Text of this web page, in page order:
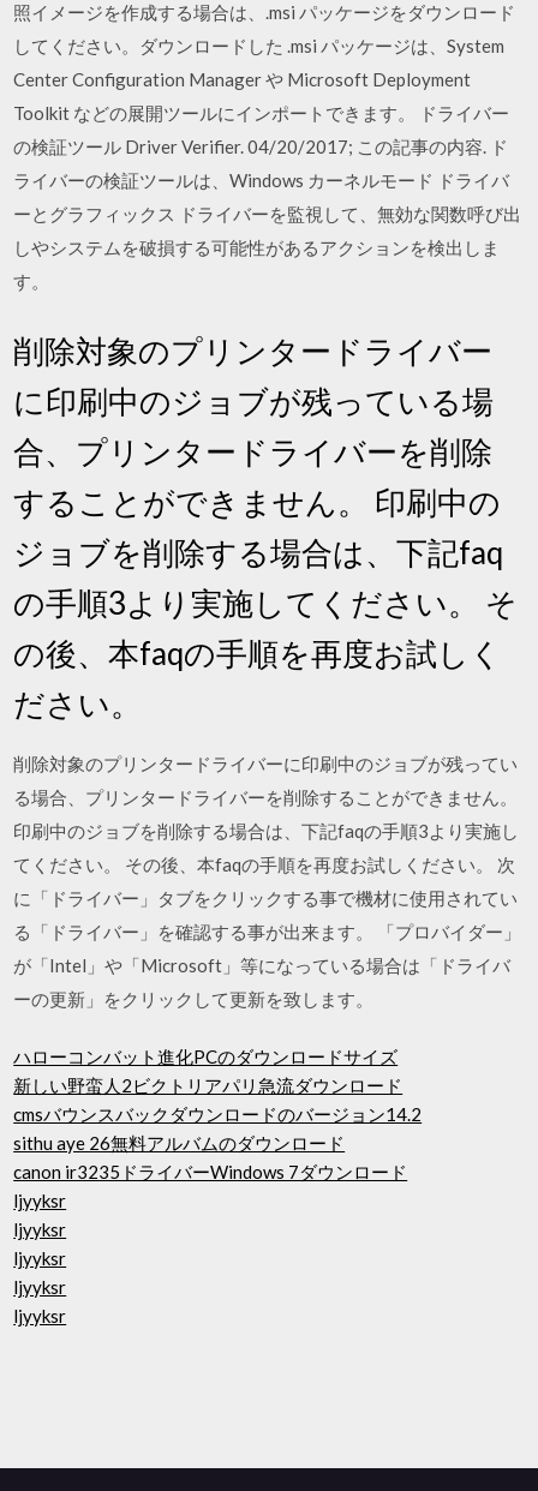
照イメージを作成する場合は、.msi パッケージをダウンロード
してください。ダウンロードした .msi パッケージは、System
Center Configuration Manager や Microsoft Deployment
Toolkit などの展開ツールにインポートできます。 ドライバー
の検証ツール Driver Verifier. 04/20/2017; この記事の内容. ド
ライバーの検証ツールは、Windows カーネルモード ドライバ
ーとグラフィックス ドライバーを監視して、無効な関数呼び出
しやシステムを破損する可能性があるアクションを検出しま
す。
削除対象のプリンタードライバー
に印刷中のジョブが残っている場
合、プリンタードライバーを削除
することができません。 印刷中の
ジョブを削除する場合は、下記faq
の手順3より実施してください。 そ
の後、本faqの手順を再度お試しく
ださい。
削除対象のプリンタードライバーに印刷中のジョブが残ってい
る場合、プリンタードライバーを削除することができません。
印刷中のジョブを削除する場合は、下記faqの手順3より実施し
てください。 その後、本faqの手順を再度お試しください。 次
に「ドライバー」タブをクリックする事で機材に使用されてい
る「ドライバー」を確認する事が出来ます。 「プロバイダー」
が「Intel」や「Microsoft」等になっている場合は「ドライバ
ーの更新」をクリックして更新を致します。
ハローコンバット進化PCのダウンロードサイズ
新しい野蛮人2ビクトリアパリ急流ダウンロード
cmsバウンスバックダウンロードのバージョン14.2
sithu aye 26無料アルバムのダウンロード
canon ir3235ドライバーWindows 7ダウンロード
ljyyksr
ljyyksr
ljyyksr
ljyyksr
ljyyksr